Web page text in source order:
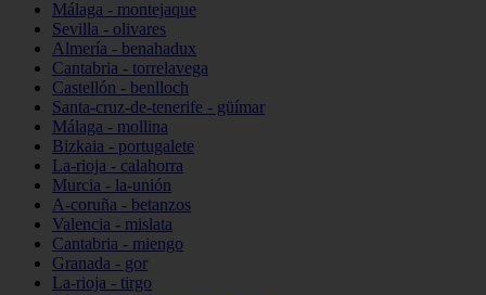
Málaga - montejaque
Sevilla - olivares
Almería - benahadux
Cantabria - torrelavega
Castellón - benlloch
Santa-cruz-de-tenerife - güímar
Málaga - mollina
Bizkaia - portugalete
La-rioja - calahorra
Murcia - la-unión
A-coruña - betanzos
Valencia - mislata
Cantabria - miengo
Granada - gor
La-rioja - tirgo